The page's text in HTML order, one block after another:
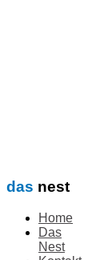
das nest
Home
Das
Nest